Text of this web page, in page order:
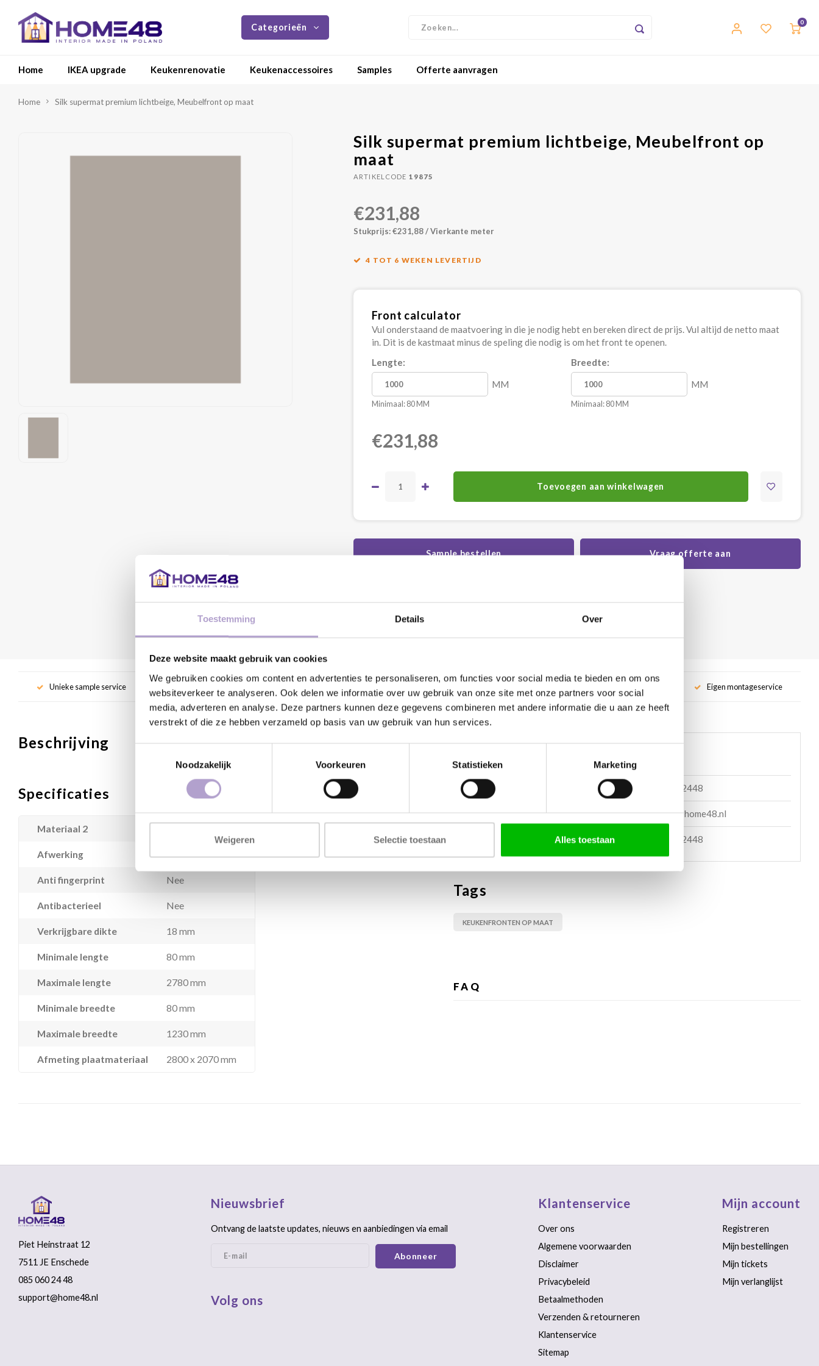
Toestemming Details Over
Deze website maakt gebruik van cookies
We gebruiken cookies om content en advertenties te personaliseren, om functies voor social media te bieden en om ons
websiteverkeer te analyseren. Ook delen we informatie over uw gebruik van onze site met onze partners voor social
media, adverteren en analyse. Deze partners kunnen deze gegevens combineren met andere informatie die u aan ze heeft
verstrekt of die ze hebben verzameld op basis van uw gebruik van hun services.
Noodzakelijk
Voorkeuren Statistieken Marketing
Weigeren Selectie toestaan Alles toestaan
Categorieën 0
Home IKEA upgrade Keukenrenovatie Keukenaccessoires Samples Offerte aanvragen
Home Silk supermat premium lichtbeige, Meubelfront op maat
Silk supermat premium lichtbeige, Meubelfront op
maat
ARTIKELCODE 19875
€231,88
Stukprijs: €231,88 / Vierkante meter
4 TOT 6 WEKEN LEVERTIJD
Front calculator
Vul onderstaand de maatvoering in die je nodig hebt en bereken direct de prijs. Vul altijd de netto maat
in. Dit is de kastmaat minus de speling die nodig is om het front te openen.
Lengte:
MM
Minimaal: 80 MM
Breedte:
MM
Minimaal: 80 MM
€231,88
Toevoegen aan winkelwagen
Sample bestellen Vraag offerte aan
DEEL DIT PRODUCT:
Unieke sample service Eigen montageservice
Beschrijving
Specificaties
Materiaal 2
Afwerking Melamine decor
Anti fingerprint Nee
Antibacterieel Nee
Verkrijgbare dikte 18 mm
Minimale lengte 80 mm
Maximale lengte 2780 mm
Minimale breedte 80 mm
Maximale breedte 1230 mm
Afmeting plaatmateriaal 2800 x 2070 mm
085 060 2448
Stuur ons een mail support@home48.nl
Stuur ons een bericht 085 060 2448
Tags
KEUKENFRONTEN OP MAAT
FAQ
Piet Heinstraat 12
7511 JE Enschede
085 060 24 48
support@home48.nl
Nieuwsbrief
Ontvang de laatste updates, nieuws en aanbiedingen via email
Abonneer
Volg ons
Klantenservice
Over ons
Algemene voorwaarden
Disclaimer
Privacybeleid
Betaalmethoden
Verzenden & retourneren
Klantenservice
Sitemap
Mijn account
Registreren
Mijn bestellingen
Mijn tickets
Mijn verlanglijst